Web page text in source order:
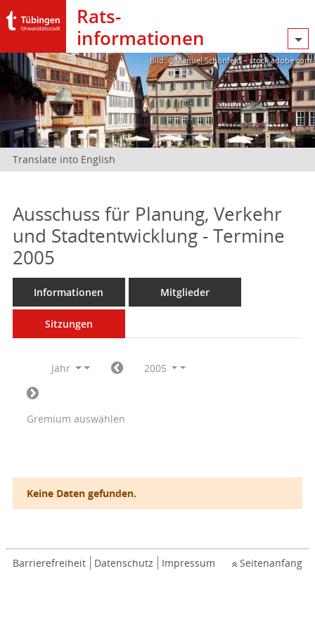
Rats­
informationen
Bild: @Manuel Schönfeld – stock.adobe.com
Translate into English
Ausschuss für Planung, Verkehr
und Stadtentwicklung - Termine
2005
Informationen Mitglieder
Sitzungen
Jahr 2005
Gremium auswählen
Keine Daten gefunden.
Barrierefreiheit Datenschutz Impressum Seitenanfang